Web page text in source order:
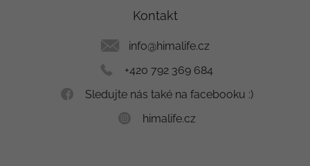
Kontakt
info@himalife.cz
+420 792 369 684
Sledujte nás také na facebooku :)
himalife.cz